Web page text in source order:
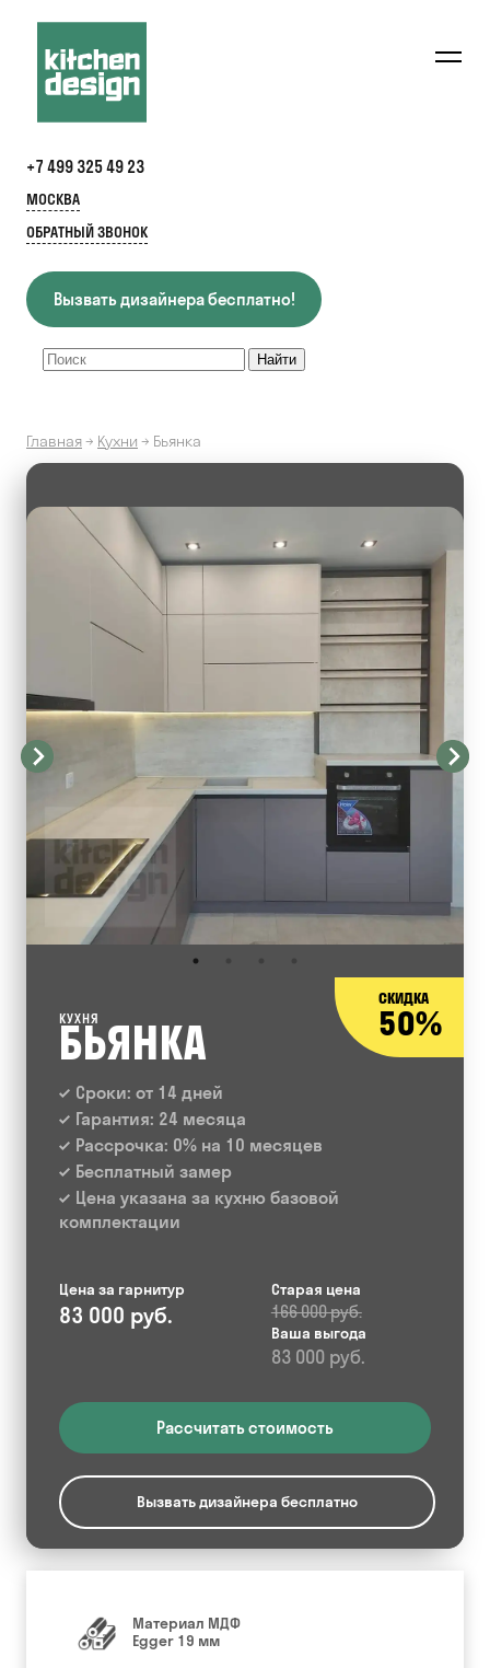
+7 499 325 49 23
МОСКВА
ОБРАТНЫЙ ЗВОНОК
Вызвать дизайнера бесплатно!
Главная→ Кухни → Бьянка
СКИДКА
50%
КУХНЯ
БЬЯНКА
Сроки: от 14 дней
Гарантия: 24 месяца
Рассрочка: 0% на 10 месяцев
Бесплатный замер
Цена указана за кухню базовой
комплектации
Цена за гарнитур
83 000 руб.
Старая цена
166 000 руб.
Ваша выгода
83 000 руб.
Рассчитать стоимость
Вызвать дизайнера бесплатно
Материал МДФ
Egger 19 мм